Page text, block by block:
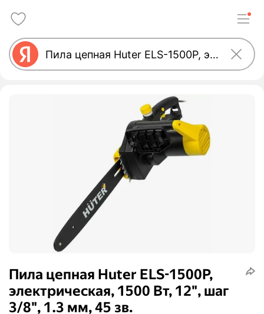
Пила цепная Huter ELS-1500P,
электрическая, 1500 Вт, 12", шаг
3/8", 1.3 мм, 45 зв.